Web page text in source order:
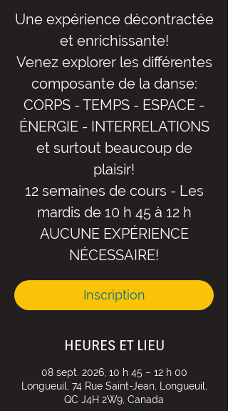
Une expérience décontractée
et enrichissante!
Venez explorer les différentes
composante de la danse:
CORPS - TEMPS - ESPACE -
ÉNERGIE - INTERRELATIONS
et surtout beaucoup de
plaisir!
12 semaines de cours - Les
mardis de 10 h 45 à 12 h
AUCUNE EXPÉRIENCE
NÉCESSAIRE!
Inscription
HEURES ET LIEU
08 sept. 2026, 10 h 45 – 12 h 00
Longueuil, 74 Rue Saint-Jean, Longueuil,
QC J4H 2W9, Canada